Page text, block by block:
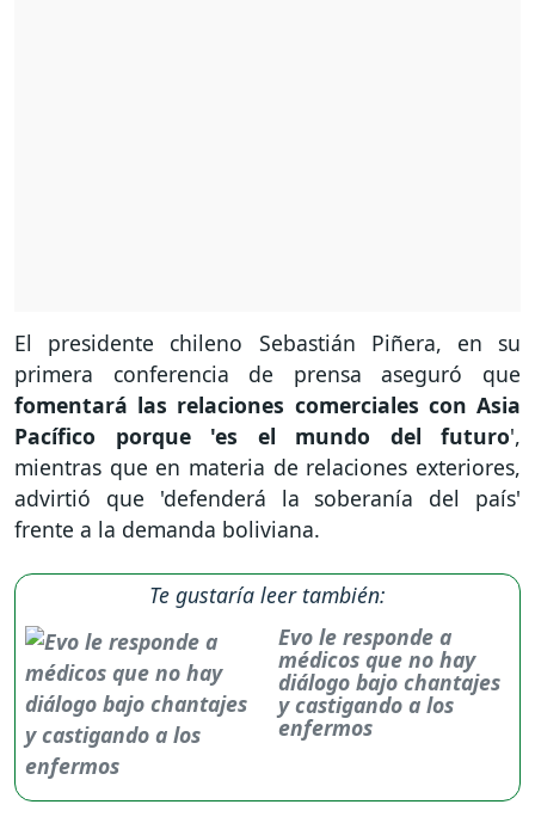
El presidente chileno Sebastián Piñera, en su
primera conferencia de prensa aseguró que
fomentará las relaciones comerciales con Asia
Pacífico porque 'es el mundo del futuro',
mientras que en materia de relaciones exteriores,
advirtió que 'defenderá la soberanía del país'
frente a la demanda boliviana.
Te gustaría leer también:
Evo le responde a
médicos que no hay
diálogo bajo chantajes
y castigando a los
enfermos